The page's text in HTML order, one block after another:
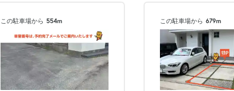
この駐車場から 554m この駐車場から 679m